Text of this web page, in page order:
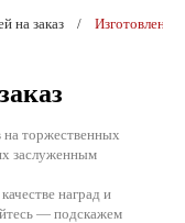
на заказ Изготовление
торжественных
заслуженным
наград и
— подскажем